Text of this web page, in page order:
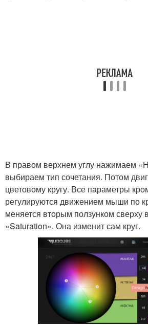
В правом верхнем углу нажимаем
выбираем тип сочетания. Потом
цветовому кругу. Все параметры
регулируются движением мыши по
меняется вторым ползунком сверху
«Saturation». Она изменит сам круг.